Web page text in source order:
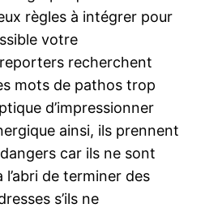
règles à intégrer pour
votre
recherchent
mots de pathos trop
d’impressionner
ainsi, ils prennent
car ils ne sont
de terminer des
s’ils ne